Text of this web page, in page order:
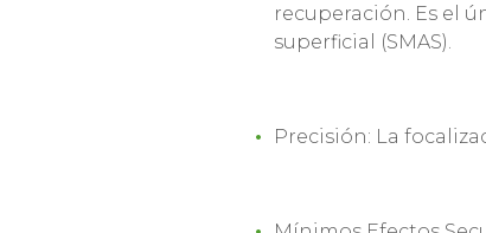
recuperación. Es el
superficial (SMAS).
Precisión: La